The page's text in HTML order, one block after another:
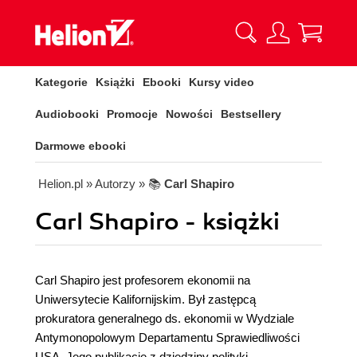
Kategorie Książki Ebooki Kursy video
Audiobooki Promocje Nowości Bestsellery
Darmowe ebooki
Helion.pl » Autorzy » 📚 Carl Shapiro
Carl Shapiro - książki
Carl Shapiro jest profesorem ekonomii na
Uniwersytecie Kalifornijskim. Był zastępcą
prokuratora generalnego ds. ekonomii w Wydziale
Antymonopolowym Departamentu Sprawiedliwości